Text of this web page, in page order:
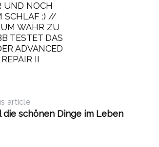
UND NOCH
SCHLAF :) //
WAHR ZU
TESTET DAS
ADVANCED
II
article
die schönen Dinge im Leben